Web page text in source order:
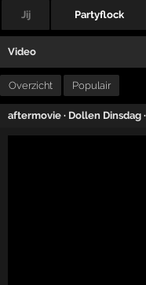
Jij Partyflock
Video
Overzicht Populair
aftermovie · Dollen Dinsdag